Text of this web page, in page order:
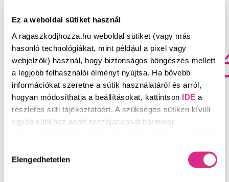
Ez a weboldal sütiket használ
A ragaszkodjhozza.hu weboldal sütiket (vagy más
hasonló technológiákat, mint például a pixel vagy
webjelzők) használ, hogy biztonságos böngészés mellett
a legjobb felhasználói élményt nyújtsa. Ha bővebb
információkat szeretne a sütik használatáról és arról,
hogyan módosíthatja a beállításokat, kattintson IDE a
részletes süti tájékoztatóért. A szükséges sütiken kívüli
egyéb sütikhez adott hozzájárulását bármikor
adatkezelés jogszerűségét.
kiválasztása
Elengedhetetlen
Magony Szilvi a
mesél - 2. videó
2021. július 20.